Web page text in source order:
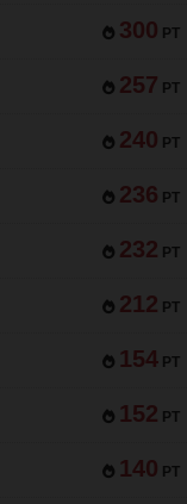
300 PT
257 PT
240 PT
236 PT
232 PT
212 PT
154 PT
152 PT
140 PT